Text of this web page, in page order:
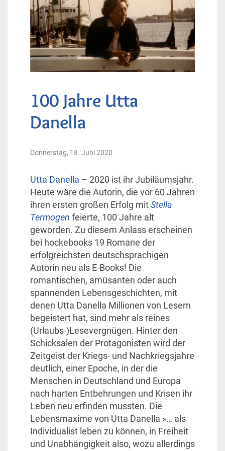
100 Jahre Utta
Danella
Donnerstag, 18. Juni 2020
Utta Danella – 2020 ist ihr Jubiläumsjahr.
Heute wäre die Autorin, die vor 60 Jahren
ihren ersten großen Erfolg mitStella
Termogen feierte, 100 Jahre alt
geworden. Zu diesem Anlass erscheinen
bei hockebooks 19 Romane der
erfolgreichsten deutschsprachigen
Autorin neu als E-Books! Die
romantischen, amüsanten oder auch
spannenden Lebensgeschichten, mit
denen Utta Danella Millionen von Lesern
begeistert hat, sind mehr als reines
(Urlaubs-)Lesevergnügen. Hinter den
Schicksalen der Protagonisten wird der
Zeitgeist der Kriegs- und Nachkriegsjahre
deutlich, einer Epoche, in der die
Menschen in Deutschland und Europa
nach harten Entbehrungen und Krisen ihr
Leben neu erfinden mussten. Die
Lebensmaxime von Utta Danella »… als
Individualist leben zu können, in Freiheit
und Unabhängigkeit also, wozu allerdings